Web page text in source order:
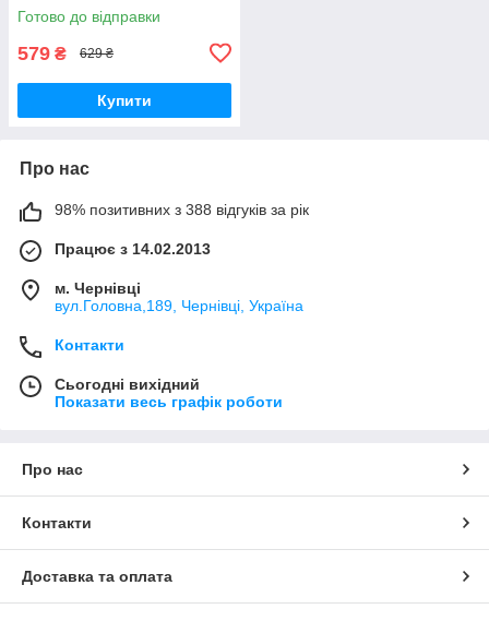
Готово до відправки
579 ₴ 629 ₴
Купити
Про нас
98% позитивних з 388 відгуків за рік
Працює з 14.02.2013
м. Чернівці
вул.Головна,189, Чернівці, Україна
Контакти
Сьогодні вихідний
Показати весь графік роботи
Про нас
Контакти
Доставка та оплата